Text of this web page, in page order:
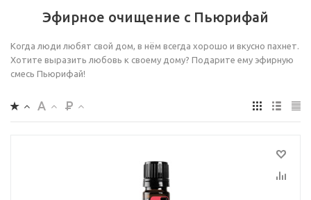
Эфирное очищение c Пьюрифай
Когда люди любят свой дом, в нём всегда хорошо и вкусно пахнет.
Хотите выразить любовь к своему дому? Подарите ему эфирную
смесь Пьюрифай!